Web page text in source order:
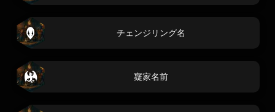
チェンジリング名
寲家名前